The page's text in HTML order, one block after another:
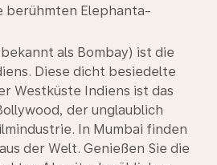
berühmten Elephanta-
als Bombay) ist die
Diese dicht besiedelte
Westküste Indiens ist das
der unglaublich
In Mumbai finden
der Welt. Genießen Sie die